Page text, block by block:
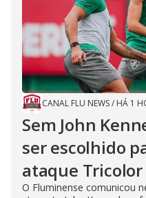
CANAL FLU NEWS/ HÁ 1
Sem John
ser escolhido
ataque Tricolor
O Fluminense comunicou